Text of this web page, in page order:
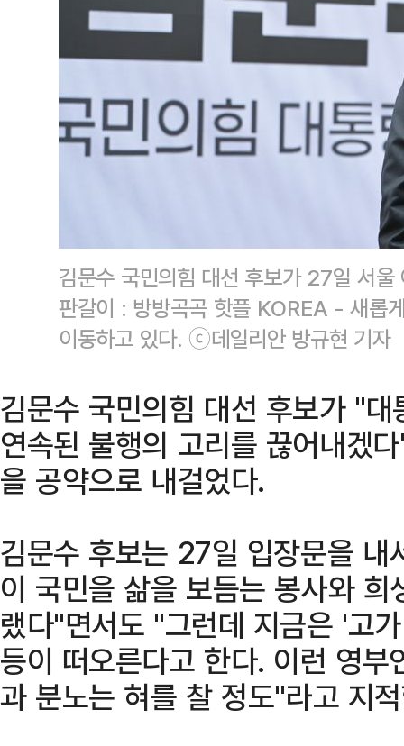
김문수 국민의힘 대선 후보가 27일 서
판갈이 : 방방곡곡 핫플 KOREA - 새롭
이동하고 있다. ⓒ데일리안 방규현 기자
김문수 국민의힘 대선 후보가 "
연속된 불행의 고리를 끊어내겠
을 공약으로 내걸었다.
김문수 후보는 27일 입장문을
이 국민을 삶을 보듬는 봉사와
랬다"면서도 "그런데 지금은 '고
등이 떠오른다고 한다. 이런 영
과 분노는 혀를 찰 정도"라고 지